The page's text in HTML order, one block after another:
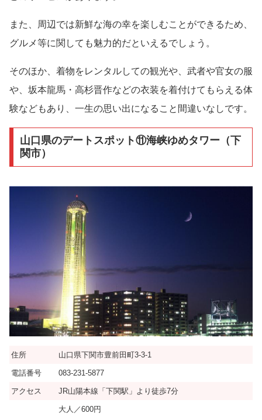
また、周辺では新鮮な海の幸を楽しむことができるため、
グルメ等に関しても魅力的だといえるでしょう。
そのほか、着物をレンタルしての観光や、武者や官女の服
や、坂本龍馬・高杉晋作などの衣装を着付けてもらえる体
験などもあり、一生の思い出になること間違いなしです。
山口県のデートスポット⑪海峡ゆめタワー（下
関市）
住所 山口県下関市豊前田町3-3-1
電話番号 083-231-5877
アクセス JR山陽本線「下関駅」より徒歩7分
大人／600円